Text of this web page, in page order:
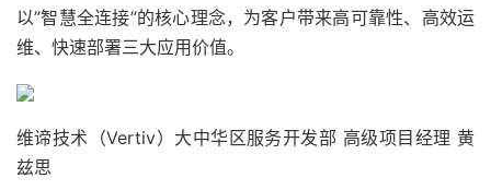
以”智慧全连接”的核心理念，为客户带来高可靠性、高效运
维、快速部署三大应用价值。
维谛技术（Vertiv）大中华区服务开发部 高级项目经理 黄
兹思